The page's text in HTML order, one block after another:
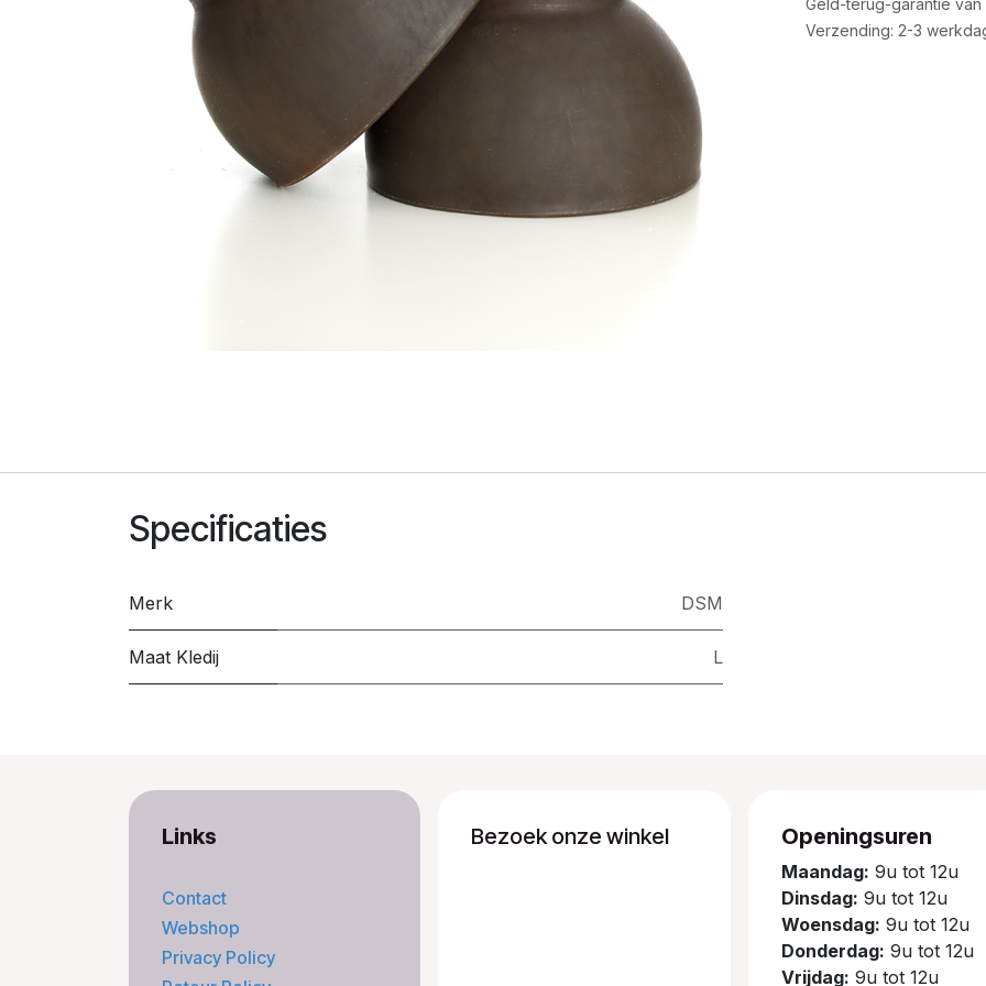
Geld-terug-garantie van
Verzending: 2-3
Specificaties
Merk DSM
Maat Kledij L
Links
Contact
Webshop
Privacy Policy
Bezoek onze winkel Openingsuren
Maandag: 9u tot 12u
Dinsdag: 9u tot 12u
Woensdag: 9u tot 12u
Donderdag: 9u tot 12u
Vrijdag: 9u tot 12u